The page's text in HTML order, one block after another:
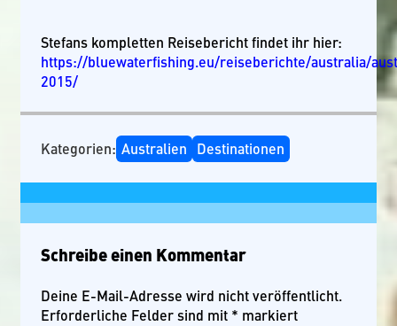
Stefans kompletten Reisebericht findet ihr hier:
https://bluewaterfishing.eu/reiseberichte/australia/
2015/
Kategorien: Australien Destinationen
Schreibe einen Kommentar
Deine E-Mail-Adresse wird nicht veröffentlicht.
Erforderliche Felder sind mit * markiert